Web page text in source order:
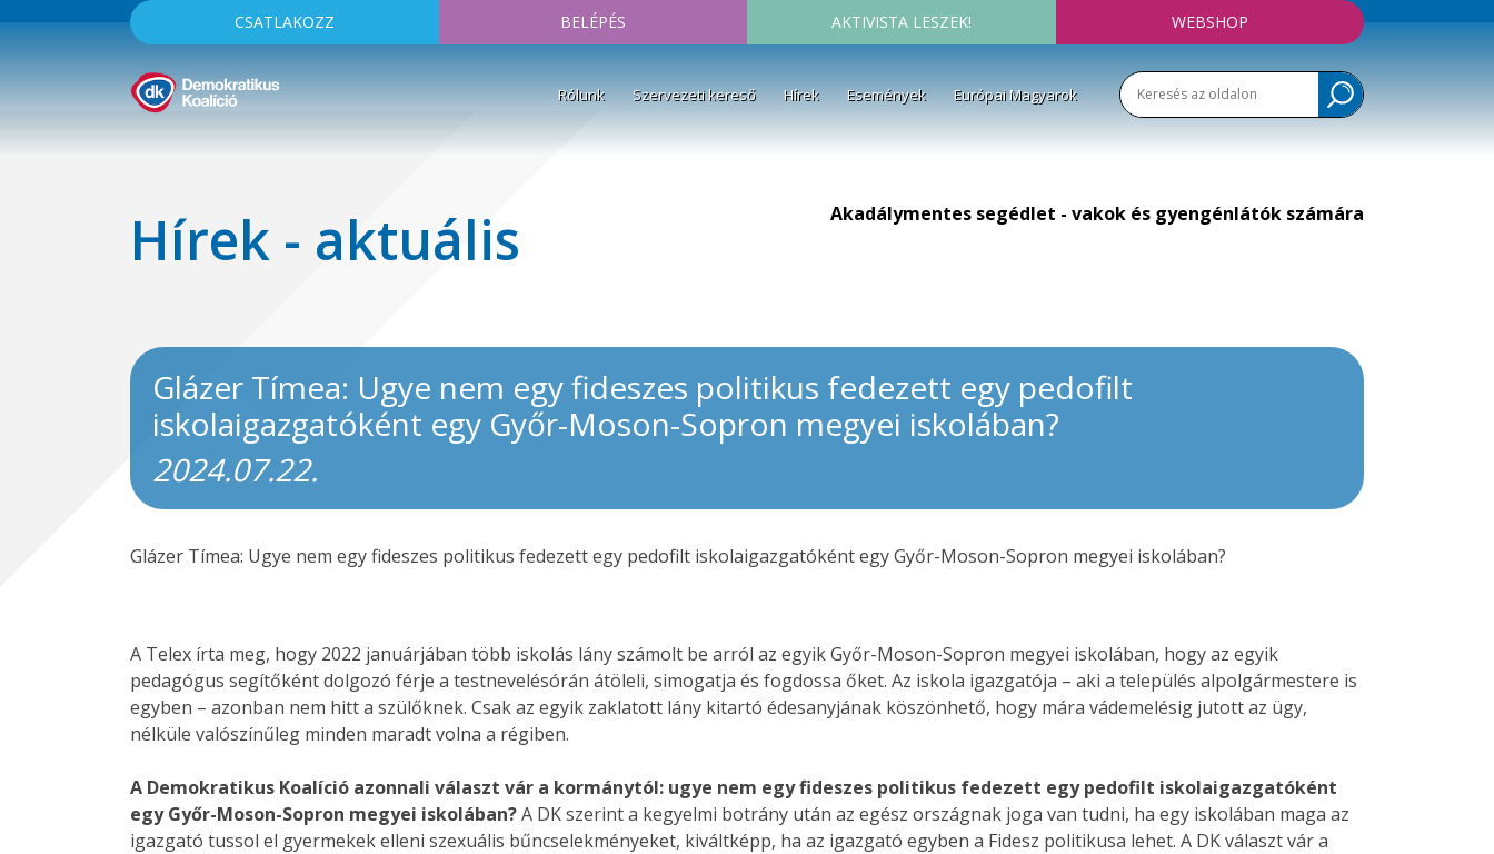
CSATLAKOZZ BELÉPÉS AKTIVISTA LESZEK! WEBSHOP
Rólunk Szervezeti kereső Hírek Események Európai Magyarok
Hírek - aktuális Akadálymentes segédlet - vakok és gyengénlátók számára
Glázer Tímea: Ugye nem egy fideszes politikus fedezett egy pedofilt
iskolaigazgatóként egy Győr-Moson-Sopron megyei iskolában?
2024.07.22.
Glázer Tímea: Ugye nem egy fideszes politikus fedezett egy pedofilt iskolaigazgatóként egy Győr-Moson-Sopron megyei iskolában?
A Telex írta meg, hogy 2022 januárjában több iskolás lány számolt be arról az egyik Győr-Moson-Sopron megyei iskolában, hogy az egyik
pedagógus segítőként dolgozó férje a testnevelésórán átöleli, simogatja és fogdossa őket. Az iskola igazgatója – aki a település alpolgármestere is
egyben – azonban nem hitt a szülőknek. Csak az egyik zaklatott lány kitartó édesanyjának köszönhető, hogy mára vádemelésig jutott az ügy,
nélküle valószínűleg minden maradt volna a régiben.
A Demokratikus Koalíció azonnali választ vár a kormánytól: ugye nem egy fideszes politikus fedezett egy pedofilt iskolaigazgatóként
egy Győr-Moson-Sopron megyei iskolában?A DK szerint a kegyelmi botrány után az egész országnak joga van tudni, ha egy iskolában maga az
igazgató tussol el gyermekek elleni szexuális bűncselekményeket, kiváltképp, ha az igazgató egyben a Fidesz politikusa lehet. A DK választ vár a